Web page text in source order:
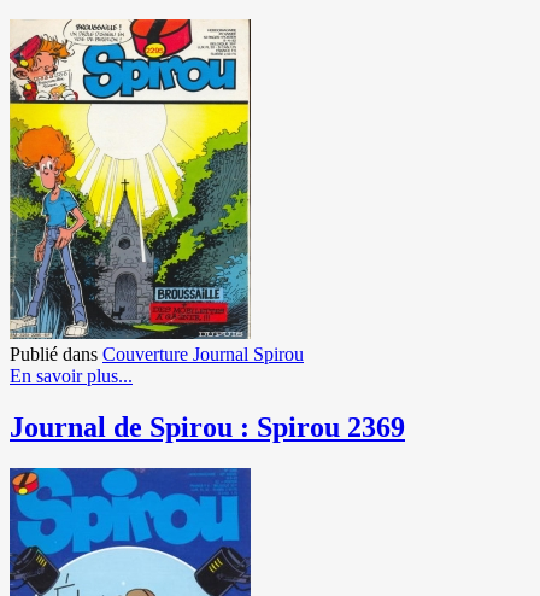
Publié dans Couverture Journal Spirou
En savoir plus...
Journal de Spirou : Spirou 2369